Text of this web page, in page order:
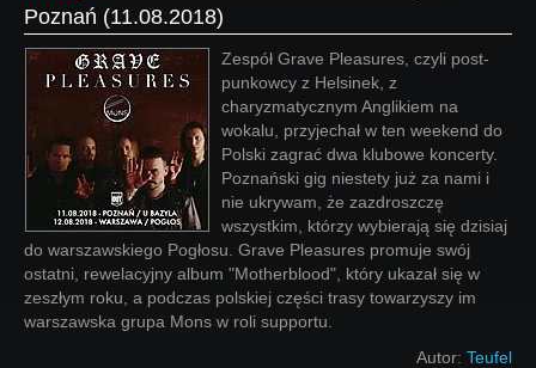
Poznań (11.08.2018)
Zespół Grave Pleasures, czyli post-
punkowcy z Helsinek, z
charyzmatycznym Anglikiem na
wokalu, przyjechał w ten weekend do
Polski zagrać dwa klubowe koncerty.
Poznański gig niestety już za nami i
nie ukrywam, że zazdroszczę
wszystkim, którzy wybierają się dzisiaj
do warszawskiego Pogłosu. Grave Pleasures promuje swój
ostatni, rewelacyjny album "Motherblood", który ukazał się w
zeszłym roku, a podczas polskiej części trasy towarzyszy im
warszawska grupa Mons w roli supportu.
Autor: Teufel